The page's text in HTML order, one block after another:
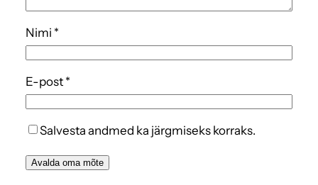
Nimi *
E-post *
Salvesta andmed ka järgmiseks korraks.